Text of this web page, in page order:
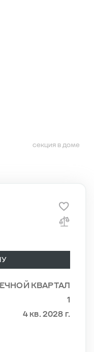
секция в доме
КВАРТАЛ
1
4 кв. 2028 г.